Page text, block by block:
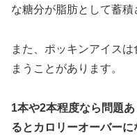
な糖分が脂肪として蓄積
また、ポッキンアイス
まうことがあります。
1本や2本程度なら問題
るとカロリーオーバーに